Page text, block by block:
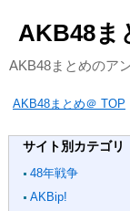
AKB48ま
AKB48まとめのア
AKB48まとめ＠ TOP
サイト別カテゴリ
48年戦争
AKBip!